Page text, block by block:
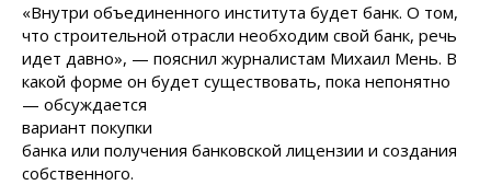
«Внутри объединенного института будет банк. О том,
что строительной отрасли необходим свой банк, речь
идет давно», — пояснил журналистам Михаил Мень. В
какой форме он будет существовать, пока непонятно
— обсуждается
вариант покупки
банка или получения банковской лицензии и создания
собственного.